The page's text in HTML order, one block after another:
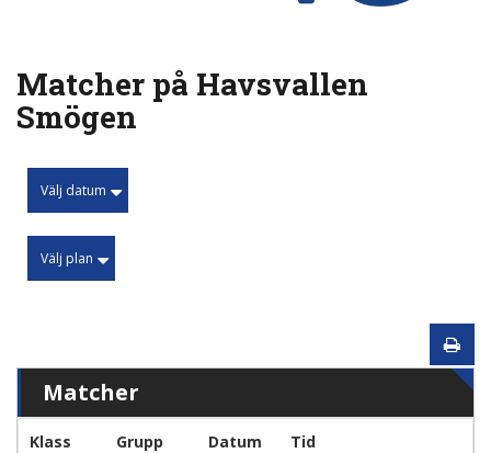
Matcher på Havsvallen
Smögen
Välj datum
Välj plan
Matcher
Klass Grupp Datum Tid